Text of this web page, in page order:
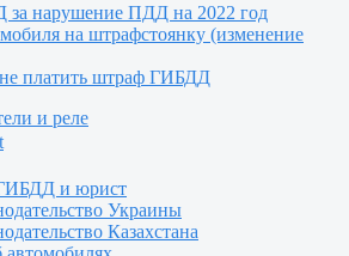
нарушение ПДД на 2022 год
на штрафстоянку (изменение
не платить штраф ГИБДД
и реле
и юрист
Украины
Казахстана